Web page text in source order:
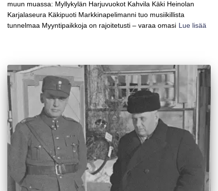
muun muassa: Myllykylän Harjuvuokot Kahvila Käki Heinolan
Karjalaseura Käkipuoti Markkinapelimanni tuo musiikillista
tunnelmaa Myyntipaikkoja on rajoitetusti – varaa omasi Lue lisää